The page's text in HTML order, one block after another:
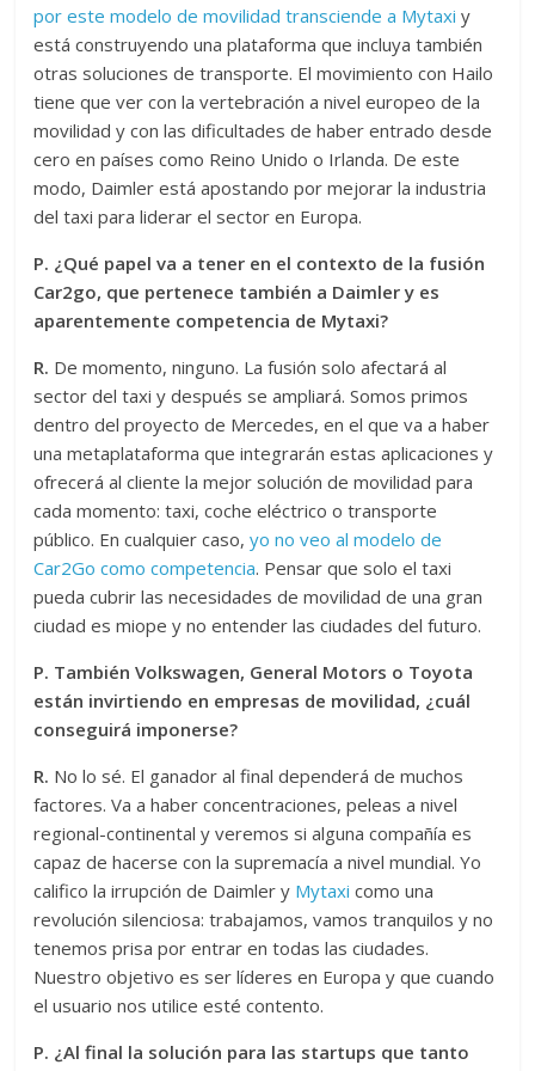
por este modelo de movilidad transciende a Mytaxi y
está construyendo una plataforma que incluya también
otras soluciones de transporte. El movimiento con Hailo
tiene que ver con la vertebración a nivel europeo de la
movilidad y con las dificultades de haber entrado desde
cero en países como Reino Unido o Irlanda. De este
modo, Daimler está apostando por mejorar la industria
del taxi para liderar el sector en Europa.
P. ¿Qué papel va a tener en el contexto de la fusión
Car2go, que pertenece también a Daimler y es
aparentemente competencia de Mytaxi?
R. De momento, ninguno. La fusión solo afectará al
sector del taxi y después se ampliará. Somos primos
dentro del proyecto de Mercedes, en el que va a haber
una metaplataforma que integrarán estas aplicaciones y
ofrecerá al cliente la mejor solución de movilidad para
cada momento: taxi, coche eléctrico o transporte
público. En cualquier caso,yo no veo al modelo de
Car2Go como competencia. Pensar que solo el taxi
pueda cubrir las necesidades de movilidad de una gran
ciudad es miope y no entender las ciudades del futuro.
P. También Volkswagen, General Motors o Toyota
están invirtiendo en empresas de movilidad, ¿cuál
conseguirá imponerse?
R. No lo sé. El ganador al final dependerá de muchos
factores. Va a haber concentraciones, peleas a nivel
regional-continental y veremos si alguna compañía es
capaz de hacerse con la supremacía a nivel mundial. Yo
califico la irrupción de Daimler y Mytaxi como una
revolución silenciosa: trabajamos, vamos tranquilos y no
tenemos prisa por entrar en todas las ciudades.
Nuestro objetivo es ser líderes en Europa y que cuando
el usuario nos utilice esté contento.
P. ¿Al final la solución para las startups que tanto